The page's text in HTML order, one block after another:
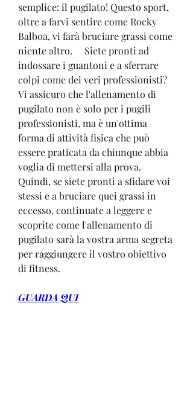
semplice: il pugilato! Questo sport,
oltre a farvi sentire come Rocky
Balboa, vi farà bruciare grassi come
niente altro.     Siete pronti ad
indossare i guantoni e a sferrare
colpi come dei veri professionisti?
Vi assicuro che l'allenamento di
pugilato non è solo per i pugili
professionisti, ma è un'ottima
forma di attività fisica che può
essere praticata da chiunque abbia
voglia di mettersi alla prova.
Quindi, se siete pronti a sfidare voi
stessi e a bruciare quei grassi in
eccesso, continuate a leggere e
scoprite come l'allenamento di
pugilato sarà la vostra arma segreta
per raggiungere il vostro obiettivo
di fitness.
GUARDA QUI